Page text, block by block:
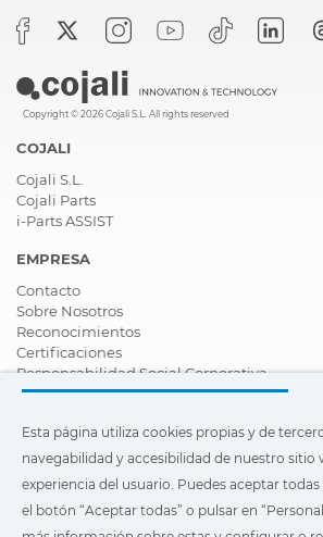
Copyright © 2026 Cojali S.L. All rights reserved
COJALI
Cojali S.L.
Cojali Parts
i-Parts ASSIST
EMPRESA
Contacto
Sobre Nosotros
Reconocimientos
Certificaciones
Responsabilidad Social Corporativa
Ser distribuidor
Vídeos
FAQ - Preguntas Frecuentes
Esta página utiliza cookies propias y de
navegabilidad y accesibilidad de nuestro
Esta página utiliza cookies propias y de
navegabilidad y accesibilidad de nuestro sitio
experiencia del usuario. Puedes aceptar
el botón “Aceptar todas” o pulsar en